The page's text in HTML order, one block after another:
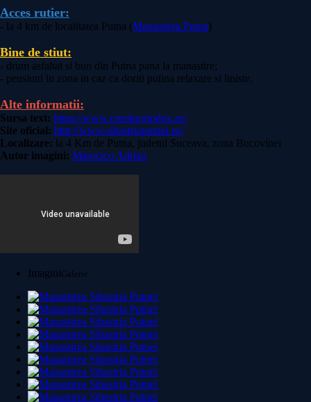
Acces rutier:
- la 4 km de localitatea Putna (Manastirea Putna)
Bine de stiut:
- drum asfaltat si bun din Putna pana la manastire;
- pensiuni in zona in caz ca doriti putina relaxare si liniste.
Alte informatii:
Sursa text: https://www.crestinortodox.ro/
Site oficial: http://www.sihastriaputnei.ro/
Localizare: la 4 Km de Putna, judetul Suceava, zona Bucovinei
Autor imagini: Marocico Adrian
ImaginiGalerie